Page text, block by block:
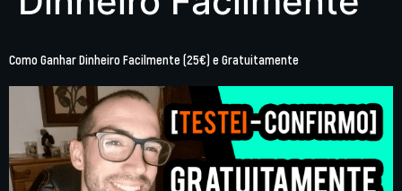
Como Ganhar Dinheiro Facilmente (25€) e Gratuitamente